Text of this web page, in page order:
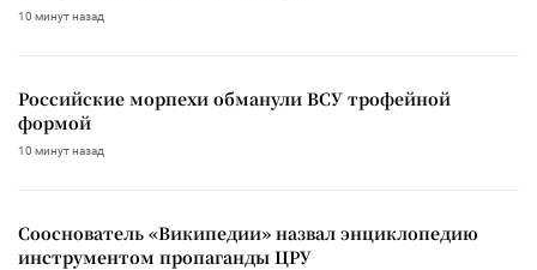
10 минут назад
Российские морпехи обманули ВСУ трофейной
формой
10 минут назад
Сооснователь «Википедии» назвал энциклопедию
инструментом пропаганды ЦРУ